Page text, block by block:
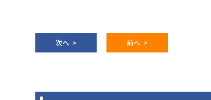
次へ > 前へ >